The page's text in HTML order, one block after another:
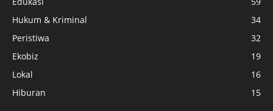
Hukum & Kriminal
34
Peristiwa
32
Ekobiz
19
Lokal
16
Hiburan
15